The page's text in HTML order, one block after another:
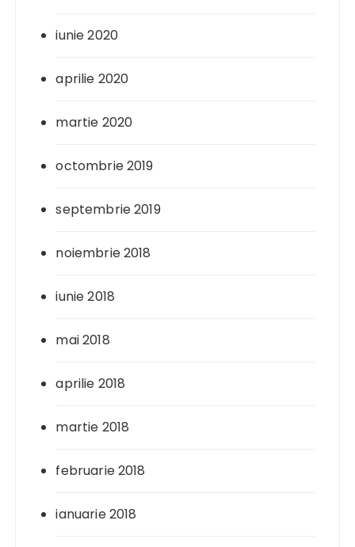
iunie 2020
aprilie 2020
martie 2020
octombrie 2019
septembrie 2019
noiembrie 2018
iunie 2018
mai 2018
aprilie 2018
martie 2018
februarie 2018
ianuarie 2018